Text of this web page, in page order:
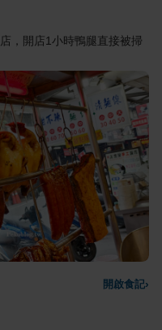
，開店1小時鴨腿直接被掃
開啟食記›